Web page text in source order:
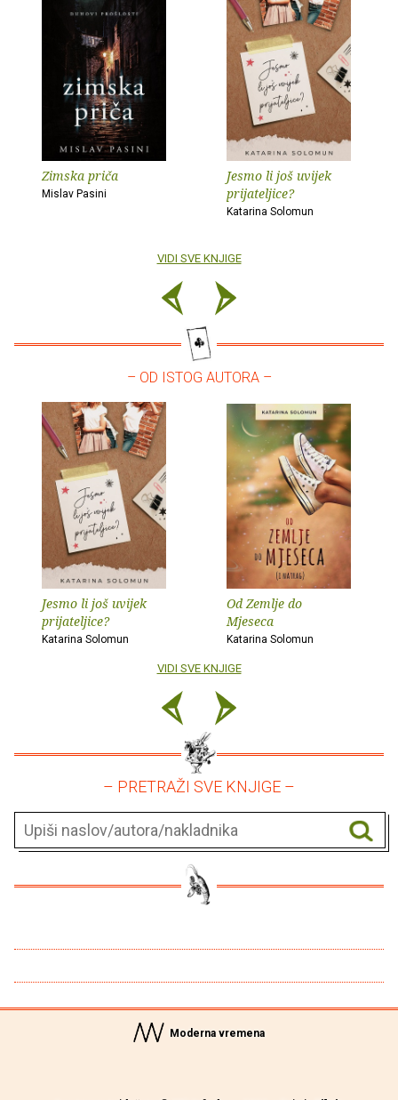
Zimska priča
Mislav Pasini
Jesmo li još uvijek
prijateljice?
Katarina Solomun
VIDI SVE KNJIGE
– OD ISTOG AUTORA –
Jesmo li još uvijek
prijateljice?
Katarina Solomun
Od Zemlje do
Mjeseca
Katarina Solomun
VIDI SVE KNJIGE
– PRETRAŽI SVE KNJIGE –
Moderna vremena